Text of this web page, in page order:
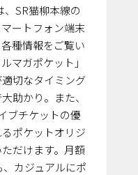
、SR猫柳本線の
ートフォン端末
種情報をご覧い
マガポケット」
切なタイミング
助かり。また、
ブチケットの優
ポケットオリジ
だけます。月額
カジュアルにポ